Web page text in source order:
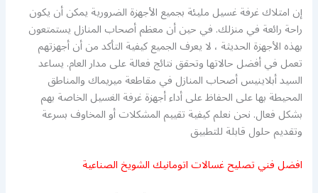
إن امتلاك غرفة غسيل مليئة بجميع الأجهزة الضرورية يمكن أن يكون
راحة رائعة في منزلك. في حين أن معظم أصحاب المنازل يستمتعون
بهذه الأجهزة الحديثة ، لا يعرف الجميع كيفية التأكد من أن أجهزتهم
تعمل في أفضل حالاتها وتحقق نتائج فعالة على مدار العام. يساعد
السيد أبلاينيس أصحاب المنازل في مقاطعة ميريماك والمناطق
المحيطة بها على الحفاظ على أداء أجهزة غرفة الغسيل الخاصة بهم
بشكل فعال. نحن نعلم كيفية تقييم المشكلات أو المخاوف بسرعة
وتقديم حلول قابلة للتطبيق
افضل فني تصليح غسالات اتومانيك الشويخ الصناعية